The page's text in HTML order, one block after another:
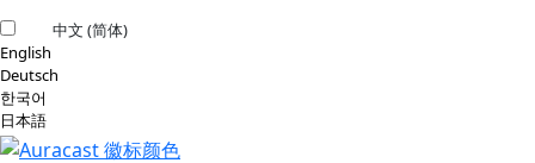
中文 (简体)
English
Deutsch
한국어
日本語